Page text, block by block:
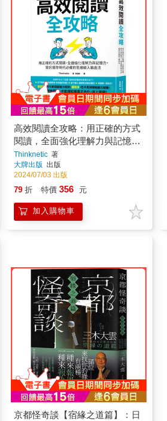
高效閱讀全攻略：用正確的方式
閱讀，全面強化理解力與記憶
力，資訊爆炸時代必備的思維輸
入輸出法
Thinknetic著
大牌出版 出版
2024/07/03 出版
79 折 特價 356 元
加入購物車
京都怪奇談【宿緣之道篇】：日